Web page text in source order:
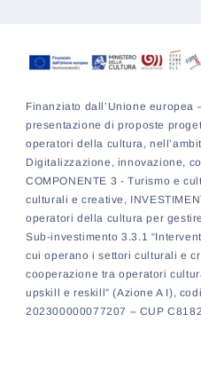
Finanziato dall’Unione europea
presentazione di proposte
operatori della cultura,
Digitalizzazione, innovazione,
COMPONENTE 3 - Turismo e
culturali e creative,
operatori della cultura per
Sub-investimento 3.3.1
cui operano i settori culturali e
cooperazione tra operatori
upskill e reskill” (Azione A I),
202300000077207 – CUP